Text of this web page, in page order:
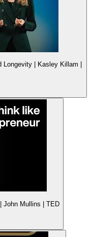
| Kasley Killam |
John Mullins | TED